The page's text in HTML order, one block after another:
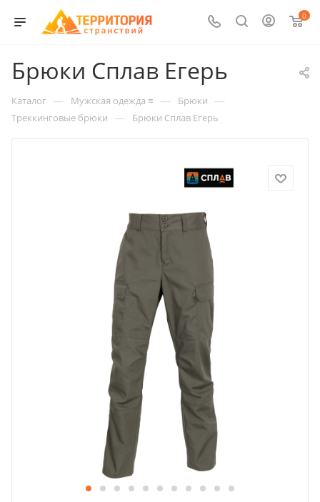
0
Брюки Сплав Егерь
Каталог — Мужская одежда ≡ — Брюки —
Треккинговые брюки — Брюки Сплав Егерь